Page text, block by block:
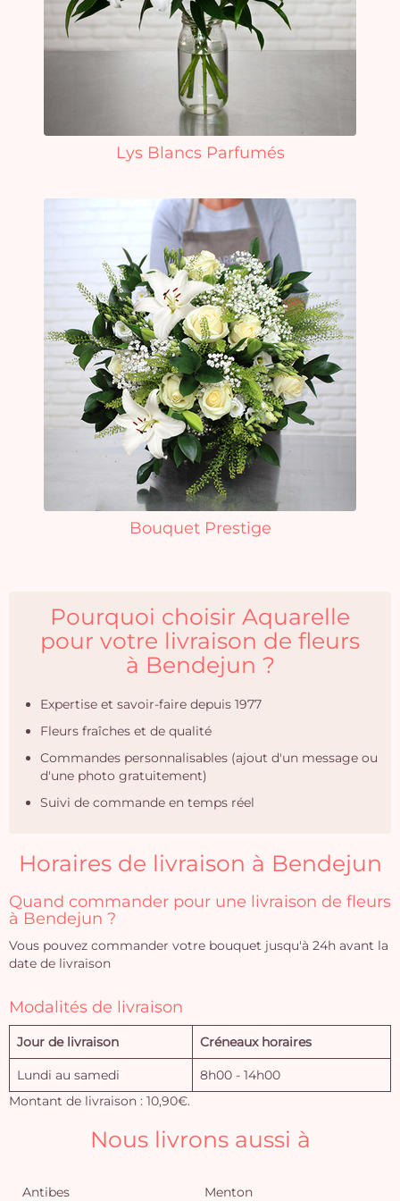
Lys Blancs Parfumés
Bouquet Prestige
Pourquoi choisir Aquarelle
pour votre livraison de fleurs
à Bendejun ?
Expertise et savoir-faire depuis 1977
Fleurs fraîches et de qualité
Commandes personnalisables (ajout d'un message ou
d'une photo gratuitement)
Suivi de commande en temps réel
Horaires de livraison à Bendejun
Quand commander pour une livraison de fleurs
à Bendejun ?
Vous pouvez commander votre bouquet jusqu'à 24h avant la
date de livraison
Modalités de livraison
Jour de livraison Créneaux horaires
Lundi au samedi
8h00 - 14h00
Montant de livraison : 10,90€.
Nous livrons aussi à
Antibes Menton